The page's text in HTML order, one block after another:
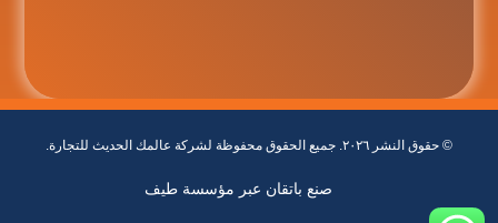
© حقوق النشر ٢٠٢٦. جميع الحقوق محفوظة لشركة عالمك الحديث للتجارة.
صنع باتقان عبر مؤسسة طيف